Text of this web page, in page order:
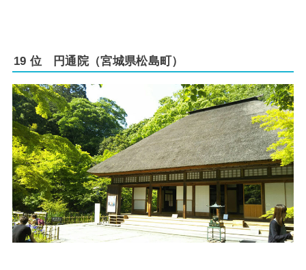
19 位 円通院（宮城県松島町）